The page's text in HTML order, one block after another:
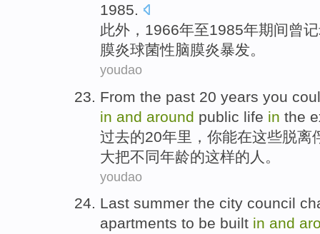
1985.
此外 ，1966年至1985年期间曾
膜炎球菌性脑膜炎暴发。
youdao
From the past 20 years you
in and around public life in the
过去的20年里 ， 你能在这些脱离
大把不同年龄的这样的人。
youdao
Last summer the city council
apartments to be built in and